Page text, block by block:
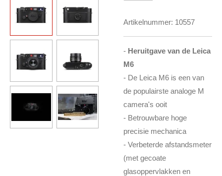
Artikelnummer: 10557
- Heruitgave van de Leica
M6
- De Leica M6 is een van
de populairste analoge M
camera's ooit
- Betrouwbare hoge
precisie mechanica
- Verbeterde afstandsmeter
(met gecoate
glasoppervlakken en